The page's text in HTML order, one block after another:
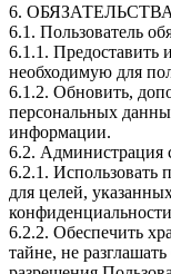
6.
6.1. Пользователь
6.1.1.
необходимую для
6.1.2. Обновить,
персональных
информации.
6.2. Администрация
6.2.1.
для целей,
6.2.2. Обеспечить
тайне, не